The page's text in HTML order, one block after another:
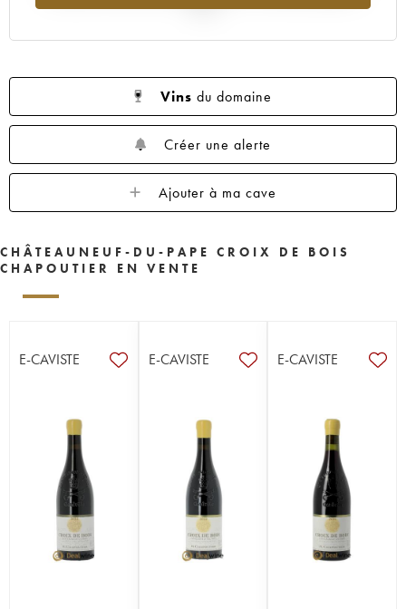
Vins du domaine
Créer une alerte
Ajouter à ma cave
CHÂTEAUNEUF-DU-PAPE CROIX DE BOIS
CHAPOUTIER EN VENTE
E-CAVISTE E-CAVISTE E-CAVISTE